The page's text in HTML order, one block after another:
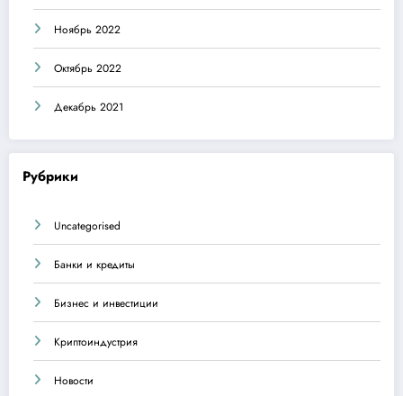
Ноябрь 2022
Октябрь 2022
Декабрь 2021
Рубрики
Uncategorised
Банки и кредиты
Бизнес и инвестиции
Криптоиндустрия
Новости